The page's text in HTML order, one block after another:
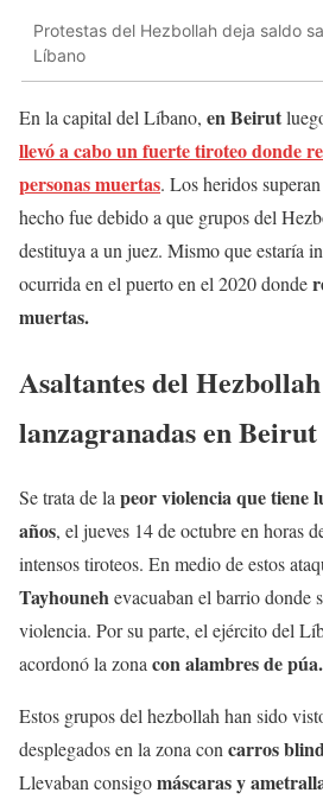
Protestas del Hezbollah deja saldo
Líbano
En la capital del Líbano, en Beirut
llevó a cabo un fuerte tiroteo donde
personas muertas. Los heridos
hecho fue debido a que grupos del
destituya a un juez. Mismo que estaría
ocurrida en el puerto en el 2020 donde
muertas.
Asaltantes del
lanzagranadas en Beirut
Se trata de la peor violencia que tiene
años, el jueves 14 de octubre en horas
intensos tiroteos. En medio de estos
Tayhounehevacuaban el barrio donde
violencia. Por su parte, el ejército del
acordonó la zona con alambres de púa.
Estos grupos del hezbollah han sido
desplegados en la zona con carros
Llevaban consigomáscaras y